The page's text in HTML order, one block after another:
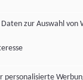
zur Auswahl von
personalisierte